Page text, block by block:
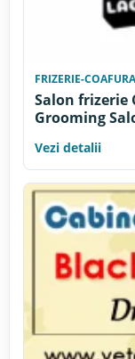
FRIZERIE-
Salon frizerie
Grooming
Vezi detalii